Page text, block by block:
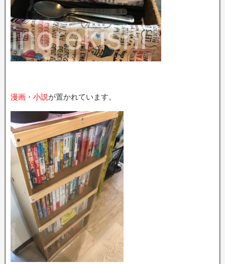
漫画・小説が置かれています。